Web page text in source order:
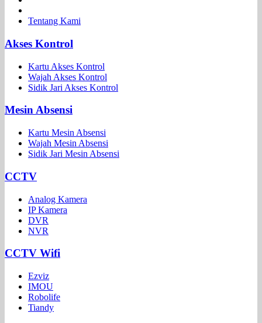
Tentang Kami
Akses Kontrol
Kartu Akses Kontrol
Wajah Akses Kontrol
Sidik Jari Akses Kontrol
Mesin Absensi
Kartu Mesin Absensi
Wajah Mesin Absensi
Sidik Jari Mesin Absensi
CCTV
Analog Kamera
IP Kamera
DVR
NVR
CCTV Wifi
Ezviz
IMOU
Robolife
Tiandy